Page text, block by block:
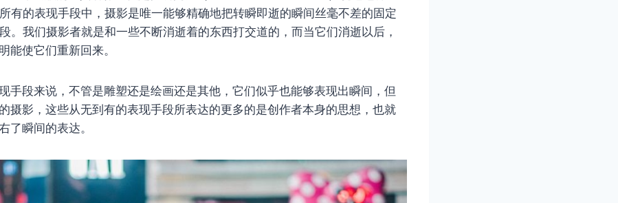
有的表现手段中，摄影是唯一能够精确地把转瞬即逝的瞬间丝毫不差的固定
。我们摄影者就是和一些不断消逝着的东西打交道的，而当它们消逝以后，
能使它们重新回来。
手段来说，不管是雕塑还是绘画还是其他，它们似乎也能够表现出瞬间，但
摄影，这些从无到有的表现手段所表达的更多的是创作者本身的思想，也就
了瞬间的表达。